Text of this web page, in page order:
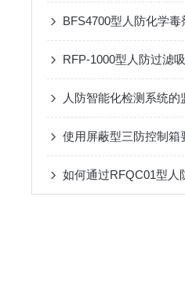
人防智能化检测系统的
使用屏蔽型三防控制箱